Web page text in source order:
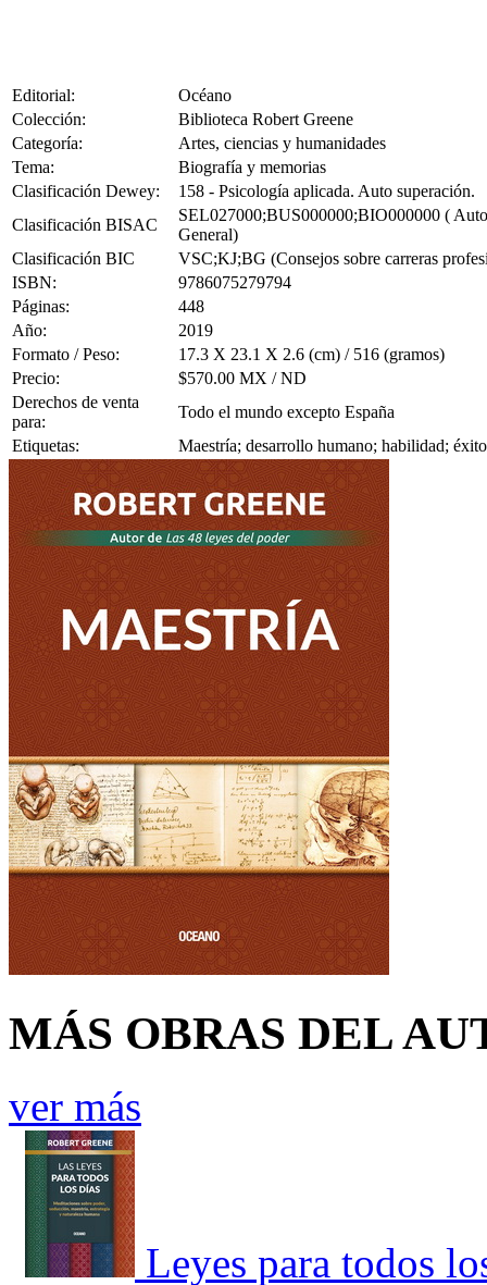
Editorial:
Océano
Colección:
Biblioteca Robert Greene
Categoría:
Artes, ciencias y humanidades
Tema:
Biografía y memorias
Clasificación Dewey:
158 - Psicología aplicada. Auto superación.
Clasificación BISAC
SEL027000;BUS000000;BIO000000 (
General)
Clasificación BIC
VSC;KJ;BG (Consejos sobre carreras
ISBN:
9786075279794
Páginas:
448
Año:
2019
Formato / Peso:
17.3 X 23.1 X 2.6 (cm) / 516 (gramos)
Precio:
$570.00 MX / ND
Derechos de venta
para:
Todo el mundo excepto España
Etiquetas:
Maestría; desarrollo humano; habilidad;
MÁS OBRAS DEL
ver más
Leyes para todos